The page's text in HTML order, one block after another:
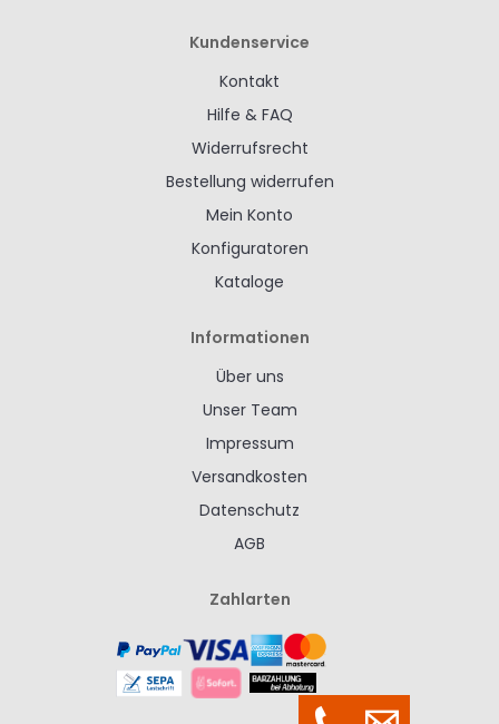
Kundenservice
Kontakt
Hilfe & FAQ
Widerrufsrecht
Bestellung widerrufen
Mein Konto
Konfiguratoren
Kataloge
Informationen
Über uns
Unser Team
Impressum
Versandkosten
Datenschutz
AGB
Zahlarten